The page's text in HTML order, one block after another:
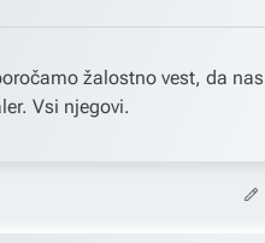
žalostno vest, da
Vsi njegovi.